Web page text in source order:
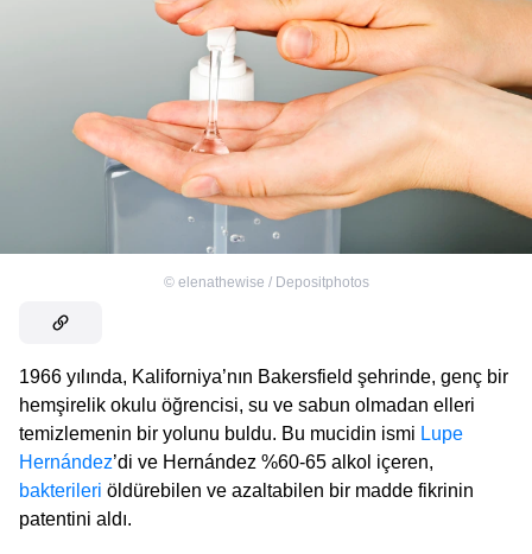
© elenathewise / Depositphotos
1966 yılında, Kaliforniya’nın Bakersfield şehrinde, genç bir
hemşirelik okulu öğrencisi, su ve sabun olmadan elleri
temizlemenin bir yolunu buldu. Bu mucidin ismi Lupe
Hernández’di ve Hernández %60-65 alkol içeren,
bakterileri öldürebilen ve azaltabilen bir madde fikrinin
patentini aldı.